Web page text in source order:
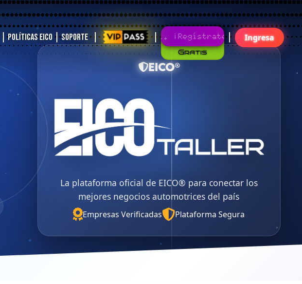
Ingresa
¡Regístrate!¡Únete Ya!
Gratis
Soporte
Políticas EICO
EICO®
La plataforma oficial de EICO® para conectar los
mejores negocios automotrices del país
Empresas Verificadas Plataforma Segura